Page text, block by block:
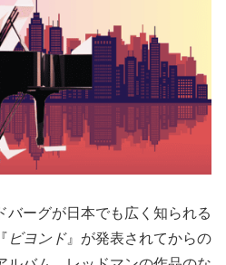
ーグが日本でも広く知られる
ビヨンド』が発表されてからの